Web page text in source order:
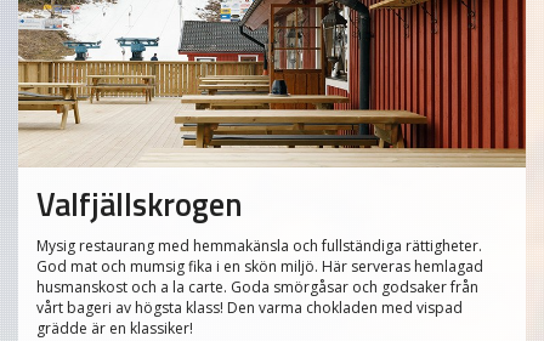
Valfjällskrogen
Mysig restaurang med hemmakänsla och fullständiga rättigheter.
God mat och mumsig fika i en skön miljö. Här serveras hemlagad
husmanskost och a la carte. Goda smörgåsar och godsaker från
vårt bageri av högsta klass! Den varma chokladen med vispad
grädde är en klassiker!